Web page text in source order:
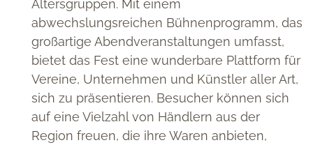
Altersgruppen. Mit einem
abwechslungsreichen Bühnenprogramm, das
großartige Abendveranstaltungen umfasst,
bietet das Fest eine wunderbare Plattform für
Vereine, Unternehmen und Künstler aller Art,
sich zu präsentieren. Besucher können sich
auf eine Vielzahl von Händlern aus der
Region freuen, die ihre Waren anbieten,